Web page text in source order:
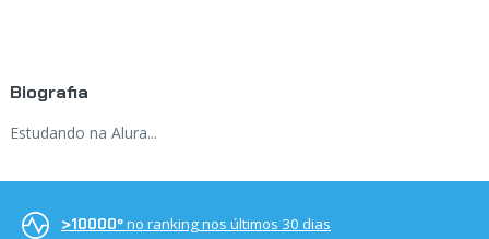
Biografia
Estudando na Alura...
>10000ºno ranking nos últimos 30 dias